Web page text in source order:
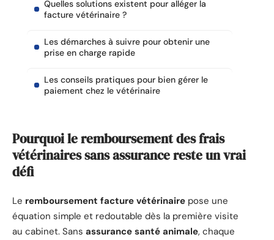
Quelles solutions existent pour alléger la
facture vétérinaire ?
Les démarches à suivre pour obtenir une
prise en charge rapide
Les conseils pratiques pour bien gérer le
paiement chez le vétérinaire
Pourquoi le remboursement des frais
vétérinaires sans assurance reste un vrai
défi
Le remboursement facture vétérinaire pose une
équation simple et redoutable dès la première visite
au cabinet. Sans assurance santé animale, chaque